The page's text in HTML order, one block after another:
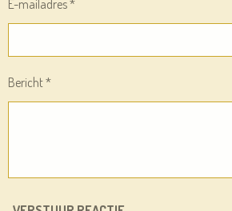
E-mailadres *
Bericht *